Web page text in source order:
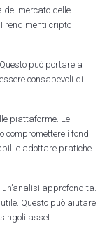
mercato delle
rendimenti cripto
può portare a
consapevoli di
piattaforme. Le
compromettere i fondi
e adottare pratiche
approfondita.
Questo può aiutare
asset.